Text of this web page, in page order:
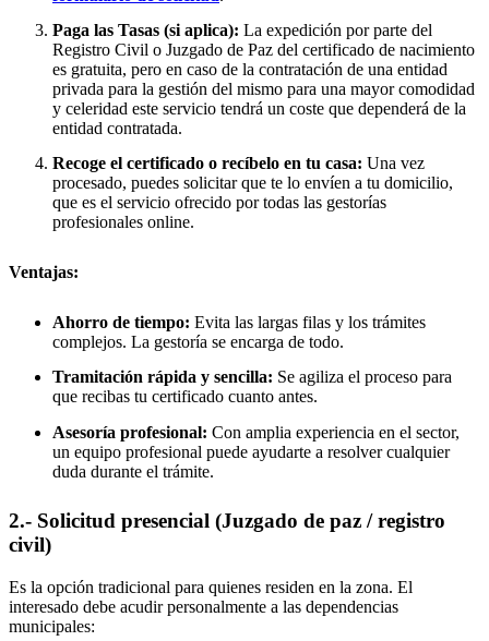
Paga las Tasas (si aplica): La expedición por parte del
Registro Civil o Juzgado de Paz del certificado de nacimiento
es gratuita, pero en caso de la contratación de una entidad
privada para la gestión del mismo para una mayor comodidad
y celeridad este servicio tendrá un coste que dependerá de la
entidad contratada.
Recoge el certificado o recíbelo en tu casa: Una vez
procesado, puedes solicitar que te lo envíen a tu domicilio,
que es el servicio ofrecido por todas las gestorías
profesionales online.
Ventajas:
Ahorro de tiempo: Evita las largas filas y los trámites
complejos. La gestoría se encarga de todo.
Tramitación rápida y sencilla: Se agiliza el proceso para
que recibas tu certificado cuanto antes.
Asesoría profesional: Con amplia experiencia en el sector,
un equipo profesional puede ayudarte a resolver cualquier
duda durante el trámite.
2.- Solicitud presencial (Juzgado de paz / registro
civil)
Es la opción tradicional para quienes residen en la zona. El
interesado debe acudir personalmente a las dependencias
municipales: